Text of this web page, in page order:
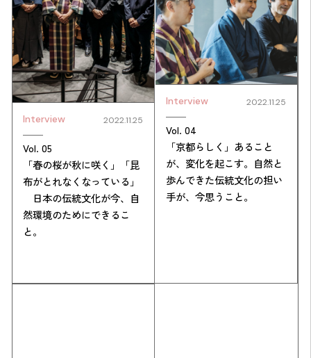
Simulation
CO₂削減効果を測る
Action list
Interview 2022.11.25
Vol. 05
「春の桜が秋に咲く」「昆
布がとれなくなっている」
日本の伝統文化が今、自
然環境のためにできるこ
と。
Interview 2022.11.25
Vol. 04
「京都らしく」あること
が、変化を起こす。自然と
歩んできた伝統文化の担い
手が、今思うこと。